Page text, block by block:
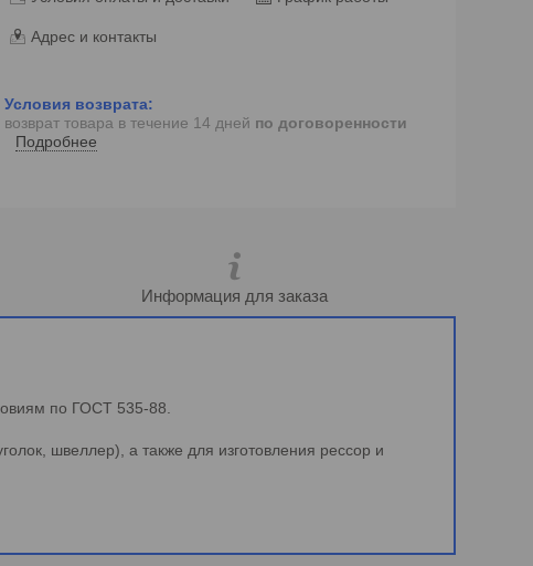
Адрес и контакты
возврат товара в течение 14 дней по договоренности
Подробнее
Информация для заказа
по ГОСТ 535-88.
швеллер), а также для изготовления рессор и